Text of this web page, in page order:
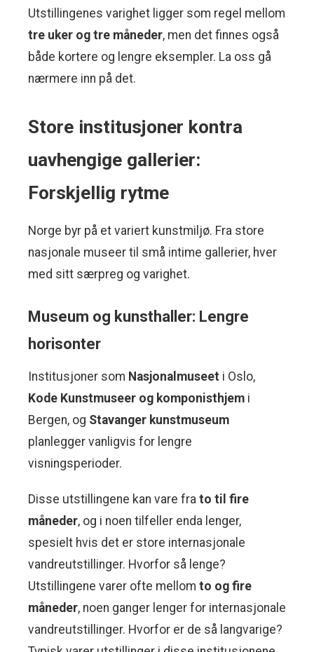
Utstillingenes varighet ligger som regel mellom
tre uker og tre måneder, men det finnes også
både kortere og lengre eksempler. La oss gå
nærmere inn på det.
Store institusjoner kontra
uavhengige gallerier:
Forskjellig rytme
Norge byr på et variert kunstmiljø. Fra store
nasjonale museer til små intime gallerier, hver
med sitt særpreg og varighet.
Museum og kunsthaller: Lengre
horisonter
Institusjoner som Nasjonalmuseet i Oslo,
Kode Kunstmuseer og komponisthjem i
Bergen, og Stavanger kunstmuseum
planlegger vanligvis for lengre
visningsperioder.
Disse utstillingene kan vare fra to til fire
måneder, og i noen tilfeller enda lenger,
spesielt hvis det er store internasjonale
vandreutstillinger. Hvorfor så lenge?
Utstillingene varer ofte mellom to og fire
måneder, noen ganger lenger for internasjonale
vandreutstillinger. Hvorfor er de så langvarige?